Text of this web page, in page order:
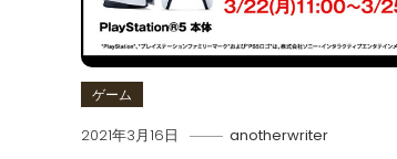
ゲーム
2021年3月16日 anotherwriter